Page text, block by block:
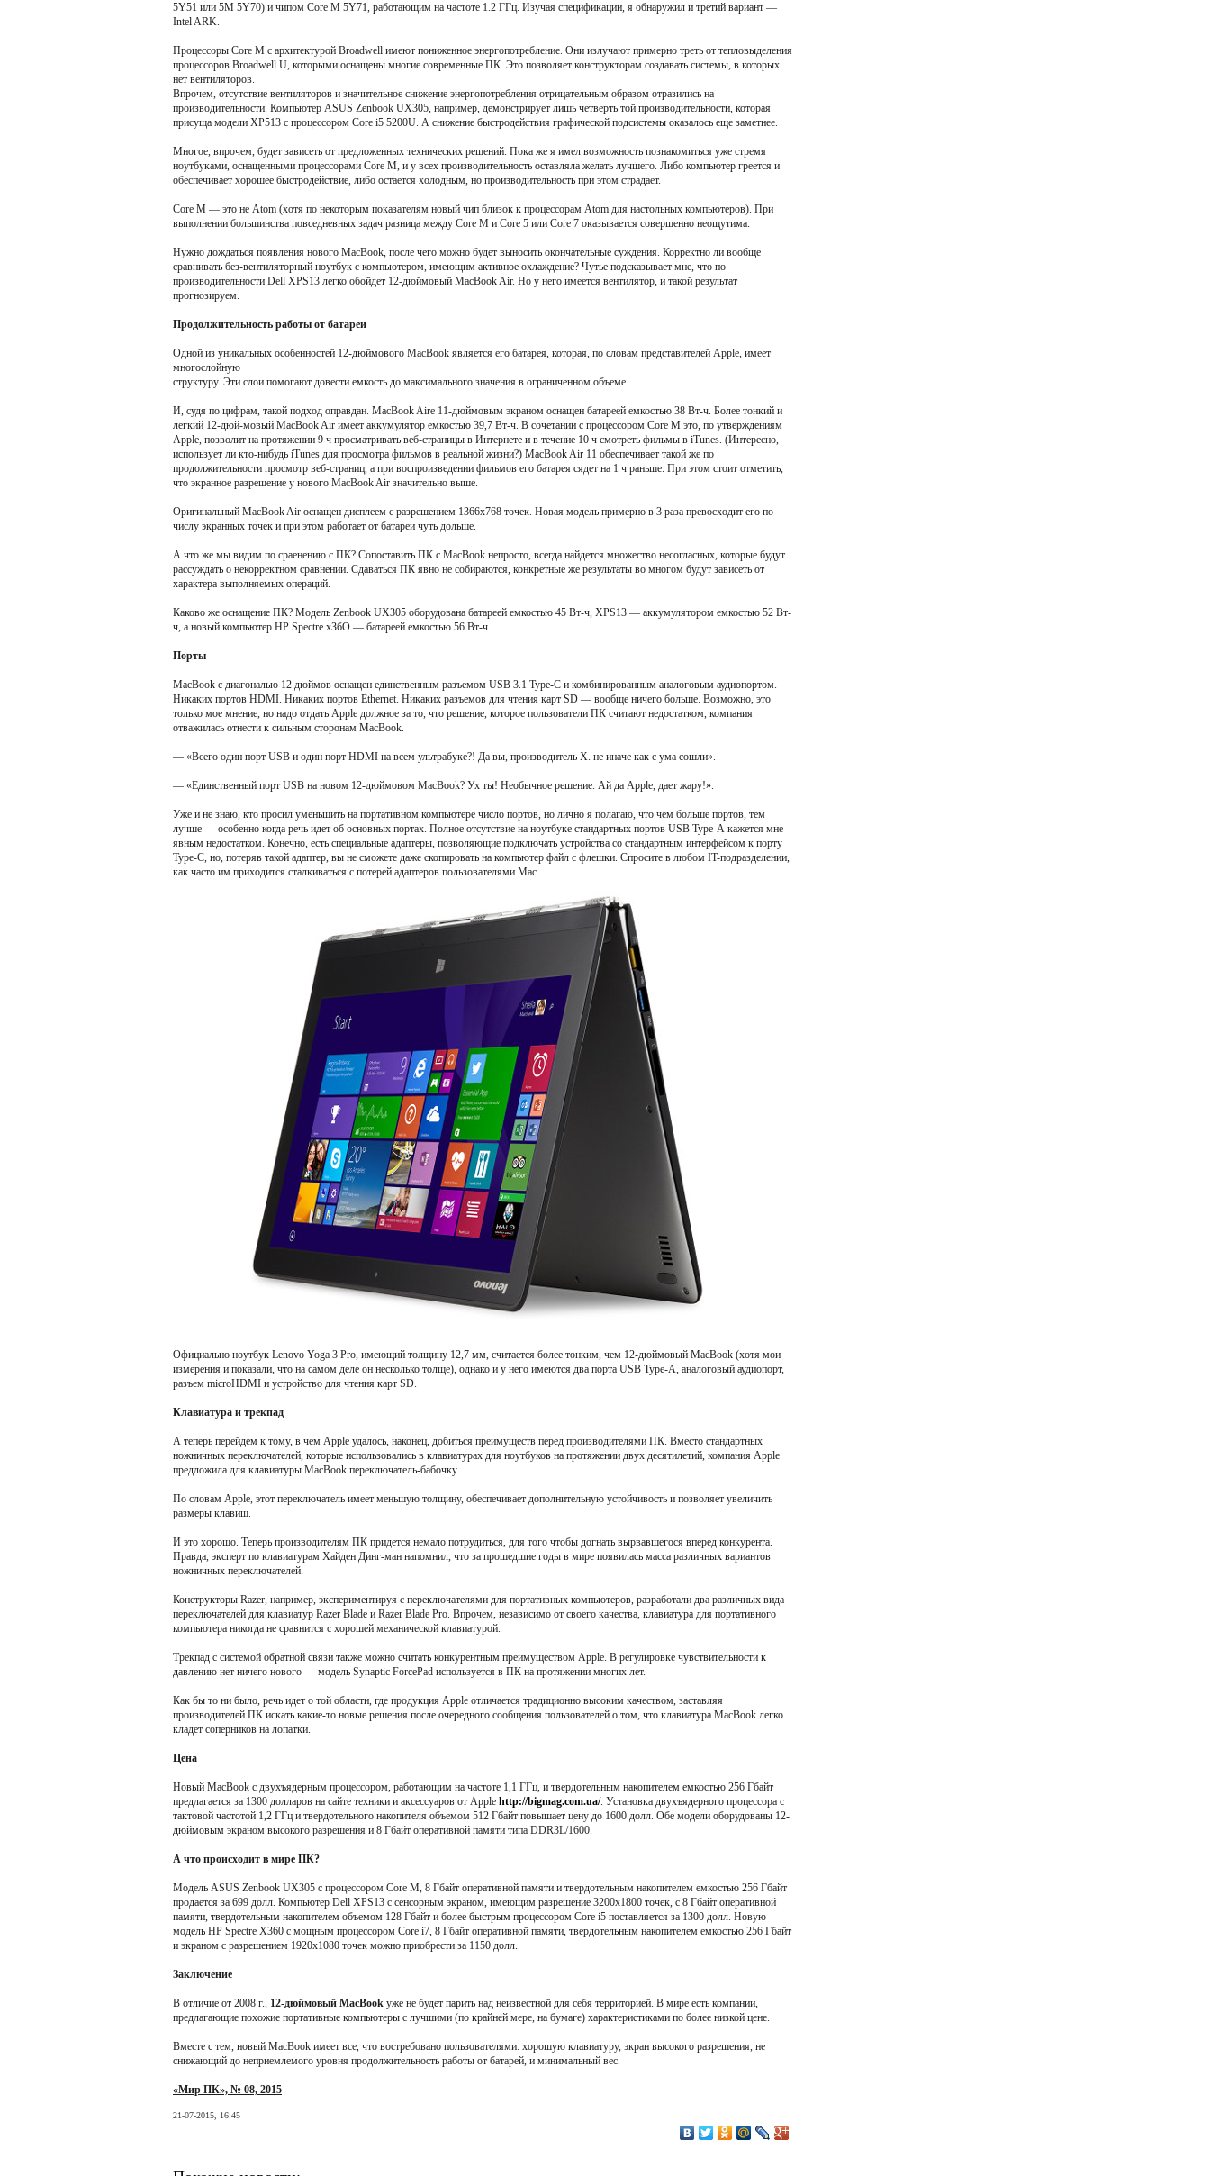
5Y51 или 5М 5Y70) и чипом Core М 5Y71, работающим на частоте 1.2 ГГц. Изучая спецификации, я обнаружил и третий вариант —
Intel ARK.
Процессоры Core М с архитектурой Broadwell имеют пониженное энергопотребление. Они излучают примерно треть от тепловыделения
процессоров Broadwell U, которыми оснащены многие современные ПК. Это позволяет конструкторам создавать системы, в которых
нет вентиляторов.
Впрочем, отсутствие вентиляторов и значительное снижение энергопотребления отрицательным образом отразились на
производительности. Компьютер ASUS Zenbook UX305, например, демонстрирует лишь четверть той производительности, которая
присуща модели ХР513 с процессором Core i5 5200U. А снижение быстродействия графической подсистемы оказалось еще заметнее.
Многое, впрочем, будет зависеть от предложенных технических решений. Пока же я имел возможность познакомиться уже стремя
ноутбуками, оснащенными процессорами Core М, и у всех производительность оставляла желать лучшего. Либо компьютер греется и
обеспечивает хорошее быстродействие, либо остается холодным, но производительность при этом страдает.
Core М — это не Atom (хотя по некоторым показателям новый чип близок к процессорам Atom для настольных компьютеров). При
выполнении большинства повседневных задач разница между Core М и Core 5 или Core 7 оказывается совершенно неощутима.
Нужно дождаться появления нового MacBook, после чего можно будет выносить окончательные суждения. Корректно ли вообще
сравнивать без-вентиляторный ноутбук с компьютером, имеющим активное охлаждение? Чутье подсказывает мне, что по
производительности Dell XPS13 легко обойдет 12-дюймовый MacBook Air. Но у него имеется вентилятор, и такой результат
прогнозируем.
Продолжительность работы от батареи
Одной из уникальных особенностей 12-дюймового MacBook является его батарея, которая, по словам представителей Apple, имеет
многослойную
структуру. Эти слои помогают довести емкость до максимального значения в ограниченном объеме.
И, судя по цифрам, такой подход оправдан. MacBook Aire 11-дюймовым экраном оснащен батареей емкостью 38 Вт-ч. Более тонкий и
легкий 12-дюй-мовый MacBook Air имеет аккумулятор емкостью 39,7 Вт-ч. В сочетании с процессором Core М это, по утверждениям
Apple, позволит на протяжении 9 ч просматривать веб-страницы в Интернете и в течение 10 ч смотреть фильмы в iTunes. (Интересно,
использует ли кто-нибудь iTunes для просмотра фильмов в реальной жизни?) MacBook Air 11 обеспечивает такой же по
продолжительности просмотр веб-страниц, а при воспроизведении фильмов его батарея сядет на 1 ч раньше. При этом стоит отметить,
что экранное разрешение у нового MacBook Air значительно выше.
Оригинальный MacBook Air оснащен дисплеем с разрешением 1366x768 точек. Новая модель примерно в 3 раза превосходит его по
числу экранных точек и при этом работает от батареи чуть дольше.
А что же мы видим по сраенению с ПК? Сопоставить ПК с MacBook непросто, всегда найдется множество несогласных, которые будут
рассуждать о некорректном сравнении. Сдаваться ПК явно не собираются, конкретные же результаты во многом будут зависеть от
характера выполняемых операций.
Каково же оснащение ПК? Модель Zenbook UX305 оборудована батареей емкостью 45 Вт-ч, XPS13 — аккумулятором емкостью 52 Вт-
ч, а новый компьютер HP Spectre хЗбО — батареей емкостью 56 Вт-ч.
Порты
MacBook с диагональю 12 дюймов оснащен единственным разъемом USB 3.1 Type-C и комбинированным аналоговым аудиопортом.
Никаких портов HDMI. Никаких портов Ethernet. Никаких разъемов для чтения карт SD — вообще ничего больше. Возможно, это
только мое мнение, но надо отдать Apple должное за то, что решение, которое пользователи ПК считают недостатком, компания
отважилась отнести к сильным сторонам MacBook.
— «Всего один порт USB и один порт HDMI на всем ультрабуке?! Да вы, производитель X. не иначе как с ума сошли».
— «Единственный порт USB на новом 12-дюймовом MacBook? Ух ты! Необычное решение. Ай да Apple, дает жару!».
Уже и не знаю, кто просил уменьшить на портативном компьютере число портов, но лично я полагаю, что чем больше портов, тем
лучше — особенно когда речь идет об основных портах. Полное отсутствие на ноутбуке стандартных портов USB Type-А кажется мне
явным недостатком. Конечно, есть специальные адаптеры, позволяющие подключать устройства со стандартным интерфейсом к порту
Type-С, но, потеряв такой адаптер, вы не сможете даже скопировать на компьютер файл с флешки. Спросите в любом IT-подразделении,
как часто им приходится сталкиваться с потерей адаптеров пользователями Mac.
Официально ноутбук Lenovo Yoga 3 Pro, имеющий толщину 12,7 мм, считается более тонким, чем 12-дюймовый MacBook (хотя мои
измерения и показали, что на самом деле он несколько толще), однако и у него имеются два порта USB Type-А, аналоговый аудиопорт,
разъем microHDMI и устройство для чтения карт SD.
Клавиатура и трекпад
А теперь перейдем к тому, в чем Apple удалось, наконец, добиться преимуществ перед производителями ПК. Вместо стандартных
ножничных переключателей, которые использовались в клавиатурах для ноутбуков на протяжении двух десятилетий, компания Apple
предложила для клавиатуры MacBook переключатель-бабочку.
По словам Apple, этот переключатель имеет меньшую толщину, обеспечивает дополнительную устойчивость и позволяет увеличить
размеры клавиш.
И это хорошо. Теперь производителям ПК придется немало потрудиться, для того чтобы догнать вырвавшегося вперед конкурента.
Правда, эксперт по клавиатурам Хайден Динг-ман напомнил, что за прошедшие годы в мире появилась масса различных вариантов
ножничных переключателей.
Конструкторы Razer, например, экспериментируя с переключателями для портативных компьютеров, разработали два различных вида
переключателей для клавиатур Razer Blade и Razer Blade Pro. Впрочем, независимо от своего качества, клавиатура для портативного
компьютера никогда не сравнится с хорошей механической клавиатурой.
Трекпад с системой обратной связи также можно считать конкурентным преимуществом Apple. В регулировке чувствительности к
давлению нет ничего нового — модель Synaptic ForcePad используется в ПК на протяжении многих лет.
Как бы то ни было, речь идет о той области, где продукция Apple отличается традиционно высоким качеством, заставляя
производителей ПК искать какие-то новые решения после очередного сообщения пользователей о том, что клавиатура MacBook легко
кладет соперников на лопатки.
Цена
Новый MacBook с двухъядерным процессором, работающим на частоте 1,1 ГГц, и твердотельным накопителем емкостью 256 Гбайт
предлагается за 1300 долларов на сайте техники и аксессуаров от Apple http://bigmag.com.ua/. Установка двухъядерного процессора с
тактовой частотой 1,2 ГГц и твердотельного накопителя объемом 512 Гбайт повышает цену до 1600 долл. Обе модели оборудованы 12-
дюймовым экраном высокого разрешения и 8 Гбайт оперативной памяти типа DDR3L/1600.
А что происходит в мире ПК?
Модель ASUS Zenbook UX305 с процессором Core М, 8 Гбайт оперативной памяти и твердотельным накопителем емкостью 256 Гбайт
продается за 699 долл. Компьютер Dell XPS13 с сенсорным экраном, имеющим разрешение 3200x1800 точек, с 8 Гбайт оперативной
памяти, твердотельным накопителем объемом 128 Гбайт и более быстрым процессором Core i5 поставляется за 1300 долл. Новую
модель HP Spectre Х360 с мощным процессором Core i7, 8 Гбайт оперативной памяти, твердотельным накопителем емкостью 256 Гбайт
и экраном с разрешением 1920x1080 точек можно приобрести за 1150 долл.
Заключение
В отличие от 2008 г., 12-дюймовый MacBook уже не будет парить над неизвестной для себя территорией. В мире есть компании,
предлагающие похожие портативные компьютеры с лучшими (по крайней мере, на бумаге) характеристиками по более низкой цене.
Вместе с тем, новый MacBook имеет все, что востребовано пользователями: хорошую клавиатуру, экран высокого разрешения, не
снижающий до неприемлемого уровня продолжительность работы от батарей, и минимальный вес.
«Мир ПК», № 08, 2015
21-07-2015, 16:45